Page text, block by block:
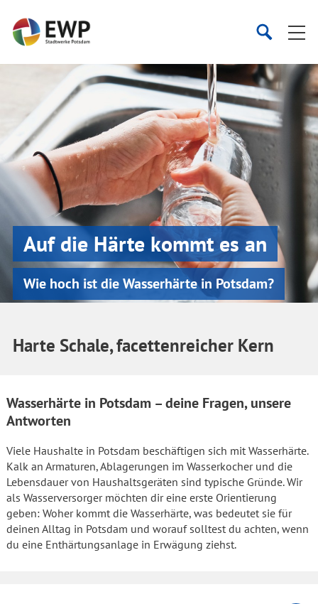
Startseite
SucheSuche
Auf die Härte kommt es an
Wie hoch ist die Wasserhärte in Potsdam?
Harte Schale, facettenreicher Kern
Wasserhärte in Potsdam – deine Fragen, unsere
Antworten
Viele Haushalte in Potsdam beschäftigen sich mit Wasserhärte.
Kalk an Armaturen, Ablagerungen im Wasserkocher und die
Lebensdauer von Haushaltsgeräten sind typische Gründe. Wir
als Wasserversorger möchten dir eine erste Orientierung
geben: Woher kommt die Wasserhärte, was bedeutet sie für
deinen Alltag in Potsdam und worauf solltest du achten, wenn
du eine Enthärtungsanlage in Erwägung ziehst.